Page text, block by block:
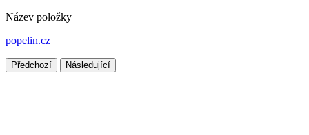
Název položky
popelin.cz
Předchozí Následující